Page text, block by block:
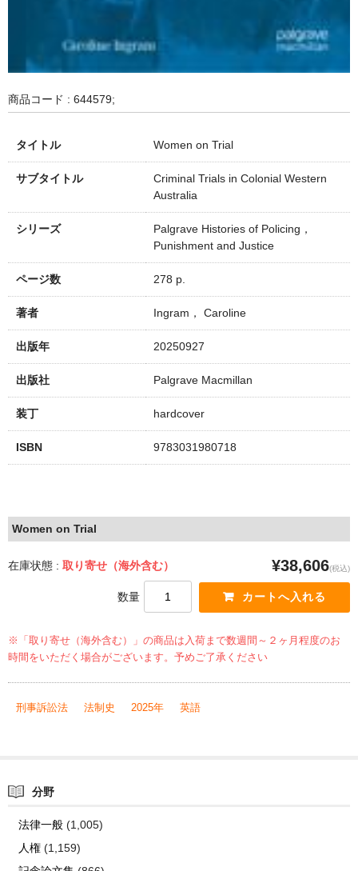
商品コード : 644579;
タイトル Women on Trial
サブタイトル
Criminal Trials in Colonial Western
Australia
シリーズ
Palgrave Histories of Policing，
Punishment and Justice
ページ数 278 p.
著者 Ingram， Caroline
出版年 20250927
出版社 Palgrave Macmillan
装丁 hardcover
ISBN 9783031980718
Women on Trial
在庫状態 : 取り寄せ（海外含む） ¥38,606(税込)
数量
※「取り寄せ（海外含む）」の商品は入荷まで数週間～２ヶ月程度のお
時間をいただく場合がございます。予めご了承ください
刑事訴訟法 法制史 2025年 英語
分野
法律一般(1,005)
人権(1,159)